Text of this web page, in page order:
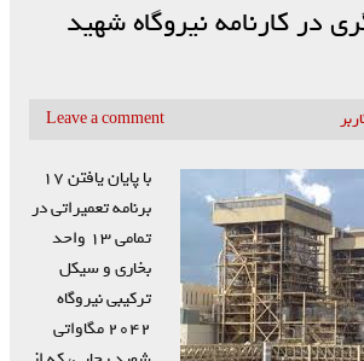
در کارنامه نیروگاه شهید
Leave a comment
با پایان یافتن ۱۷
برنامه تعمیراتی در
تمامی ۱۳ واحد
بخاری و سیکل
ترکیبی نیروگاه
۲۰۴۲ مگاواتی